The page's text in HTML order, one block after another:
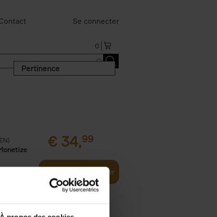
Se connecter
0
Pertinence
€ 34,99
Ajouter au panier